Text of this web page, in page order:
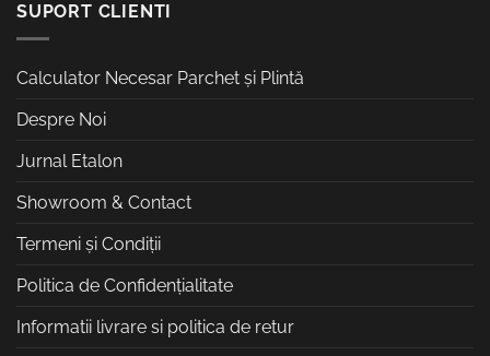
SUPORT CLIENTI
Calculator Necesar Parchet și Plintă
Despre Noi
Jurnal Etalon
Showroom & Contact
Termeni și Condiții
Politica de Confidențialitate
Informatii livrare si politica de retur